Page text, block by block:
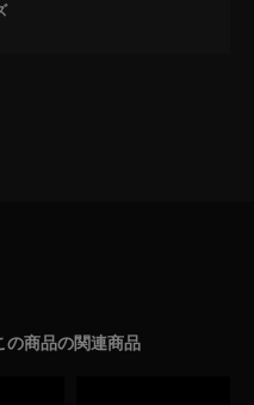
の商品の関連商品